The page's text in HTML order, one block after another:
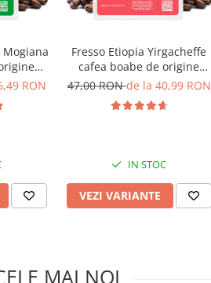
Mogiana
RON
Fresso Etiopia Yirgacheffe
cafea boabe de origine
proaspăt prăjită
47,00 RONde la 40,99 RON
IN STOC
VEZI VARIANTE
MAI NOI